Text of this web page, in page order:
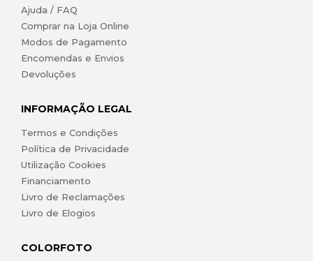
Ajuda / FAQ
Comprar na Loja Online
Modos de Pagamento
Encomendas e Envios
Devoluções
INFORMAÇÃO LEGAL
Termos e Condições
Política de Privacidade
Utilização Cookies
Financiamento
Livro de Reclamações
Livro de Elogios
COLORFOTO